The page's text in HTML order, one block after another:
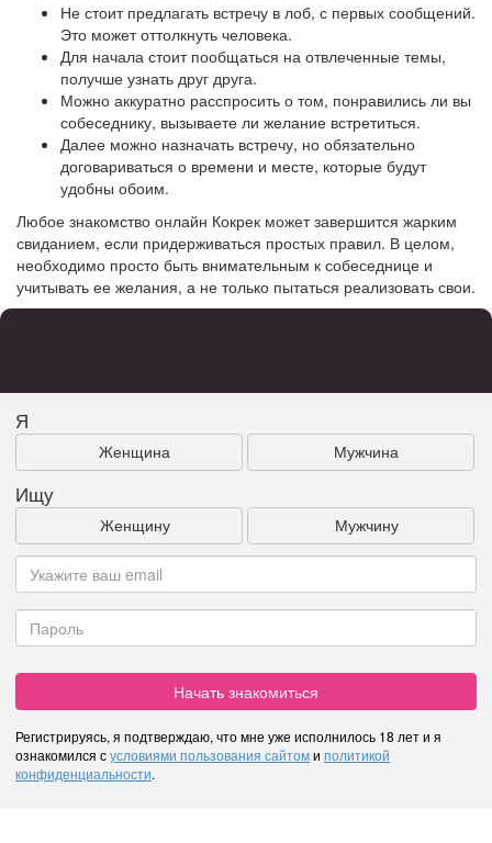
Не стоит предлагать встречу в лоб, с первых сообщений.
Это может оттолкнуть человека.
Для начала стоит пообщаться на отвлеченные темы,
получше узнать друг друга.
Можно аккуратно расспросить о том, понравились ли вы
собеседнику, вызываете ли желание встретиться.
Далее можно назначать встречу, но обязательно
договариваться о времени и месте, которые будут
удобны обоим.
Любое знакомство онлайн Кокрек может завершится жарким
свиданием, если придерживаться простых правил. В целом,
необходимо просто быть внимательным к собеседнице и
учитывать ее желания, а не только пытаться реализовать свои.
Я
Женщина Мужчина
Ищу
Женщину Мужчину
Начать знакомиться
Регистрируясь, я подтверждаю, что мне уже исполнилось 18 лет и я
ознакомился сусловиями пользования сайтоми политикой
конфиденциальности.